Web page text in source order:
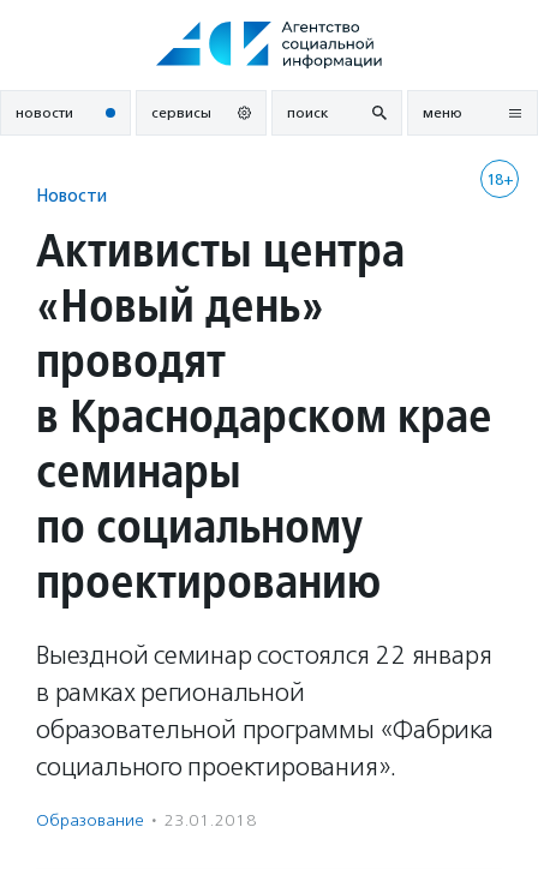
новости сервисы поиск меню
18+
Новости
Активисты центра
«Новый день»
проводят
в Краснодарском крае
семинары
по социальному
проектированию
Выездной семинар состоялся 22 января
в рамках региональной
образовательной программы «Фабрика
социального проектирования».
Образование · 23.01.2018